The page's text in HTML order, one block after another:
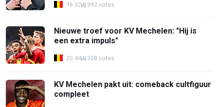
16:32 392 votes
Nieuwe troef voor KV Mechelen: "Hij is
een extra impuls"
20:44 308 votes
KV Mechelen pakt uit: comeback cultfiguur
compleet